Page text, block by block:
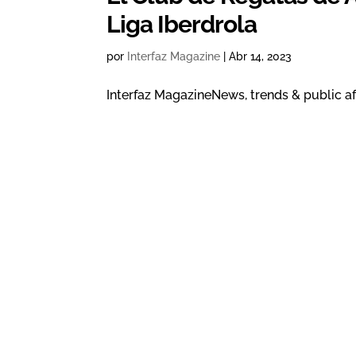
Liga Iberdrola
por Interfaz Magazine |Abr 14, 2023
Interfaz MagazineNews, trends & public